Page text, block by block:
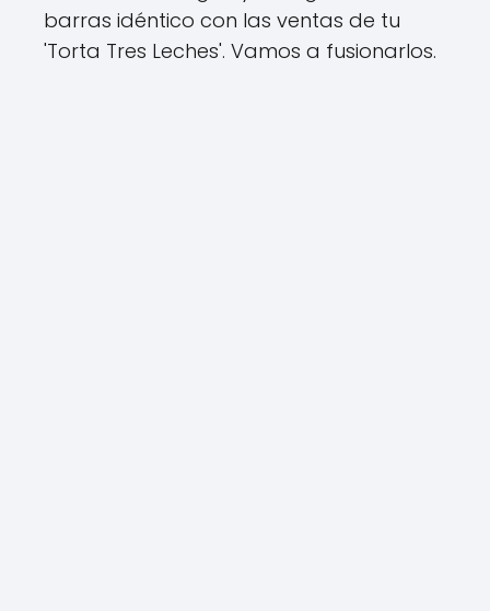
barras idéntico con las ventas de tu
'Torta Tres Leches'. Vamos a fusionarlos.